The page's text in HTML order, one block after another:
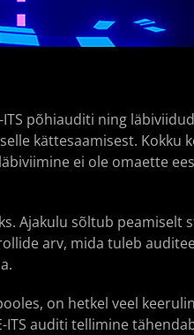
põhiauditi ning
kättesaamisest. Kokku
ei ole omaette
Ajakulu sõltub peamiselt
arv, mida tuleb
on hetkel veel
ITS auditi tellimine